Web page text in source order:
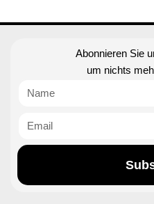
Abonnieren Sie
um nichts